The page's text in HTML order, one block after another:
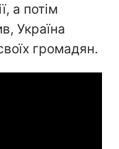
а потім
Україна
громадян.